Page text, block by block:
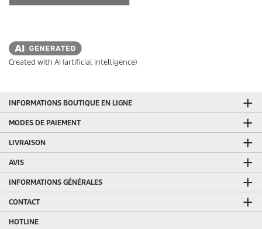
Created with AI (artificial intelligence)
INFORMATIONS BOUTIQUE EN LIGNE
MODES DE PAIEMENT
LIVRAISON
AVIS
INFORMATIONS GÉNÉRALES
CONTACT
HOTLINE